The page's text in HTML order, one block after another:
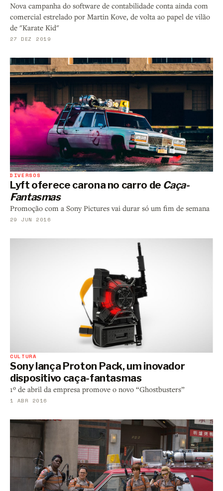
Nova campanha do software de contabilidade conta ainda com
comercial estrelado por Martin Kove, de volta ao papel de vilão
de "Karate Kid"
27 DEZ 2019
DIVERSOS
Lyft oferece carona no carro de Caça-
Fantasmas
Promoção com a Sony Pictures vai durar só um fim de semana
29 JUN 2016
CULTURA
Sony lança Proton Pack, um inovador
dispositivo caça-fantasmas
1º de abril da empresa promove o novo “Ghostbusters”
1 ABR 2016